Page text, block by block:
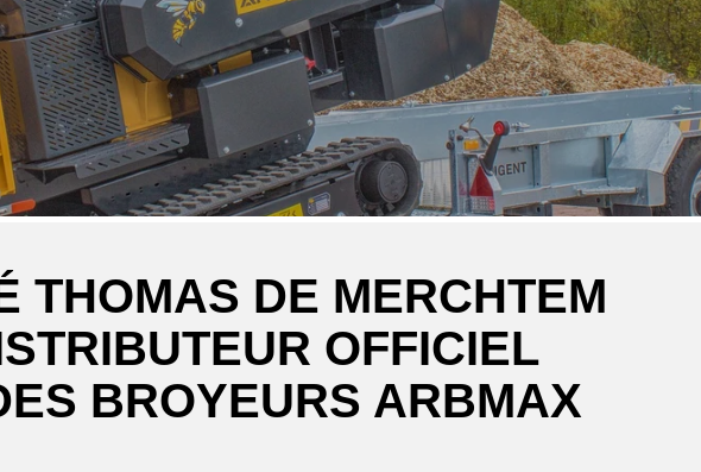
THOMAS DE MERCHTEM
OFFICIEL
BROYEURS ARBMAX